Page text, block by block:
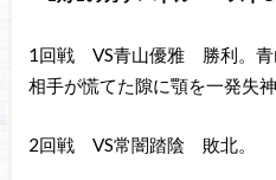
1回戦 VS青山優雅 勝利。青
相手が慌てた隙に顎を一発失
2回戦 VS常闇踏陰 敗北。